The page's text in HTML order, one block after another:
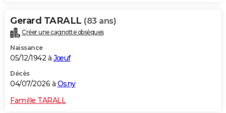
Gerard TARALL (83 ans)
Créer une cagnotte obsèques
Naissance
05/12/1942 à Jœuf
Décès
04/07/2026 à Osny
Famille TARALL